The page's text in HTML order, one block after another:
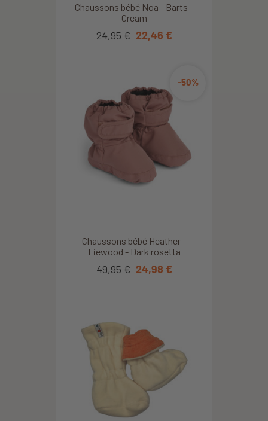
Chaussons bébé Noa - Barts -
Cream
24,95 € 22,46 €
Chaussons bébé Heather -
Liewood - Dark rosetta
-50%
49,95 € 24,98 €